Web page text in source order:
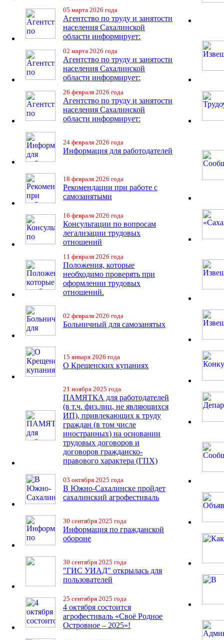
05 марта 2026 года
Агентство по труду и занятости
населения Сахалинской
области информирует:
02 марта 2026 года
Агентство по труду и занятости
населения Сахалинской
области информирует:
26 февраля 2026 года
Агентство по труду и занятости
населения Сахалинской
области информирует:
24 февраля 2026 года
Информация для работодателей
18 февраля 2026 года
Рекомендации при работе с
самозанятыми
16 февраля 2026 года
Консультации по вопросам
легализации трудовых
отношений
11 февраля 2026 года
Положения, которые
необходимо проверять при
оформлении трудовых
отношений.
02 февраля 2026 года
Больничный для самозанятых
15 января 2026 года
О Крещенских купаниях
21 ноября 2025 года
ПАМЯТКА для работодателей
(в т.ч. физ.лиц, не являющихся
ИП), привлекающих к труду
граждан (в том числе
иностранных) на основании
трудовых договоров и
договоров гражданско-
правового характера (ГПХ)
03 октября 2025 года
В Южно-Сахалинске пройдет
сахалинский агрофестиваль
30 сентября 2025 года
Информация по гражданской
обороне
30 сентября 2025 года
"ГИС УИАД" открылась для
пользователей
25 сентября 2025 года
4 октября состоится
агрофестиваль «Своё Родное
Островное – 2025»!